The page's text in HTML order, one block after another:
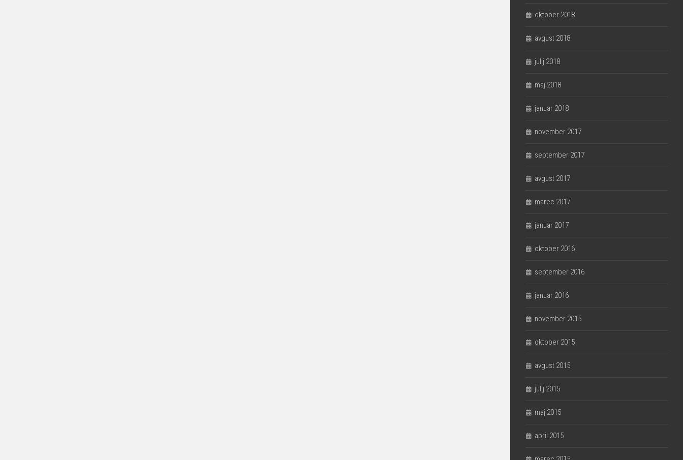
oktober 2018
avgust 2018
julij 2018
maj 2018
januar 2018
november 2017
september 2017
avgust 2017
marec 2017
januar 2017
oktober 2016
september 2016
januar 2016
november 2015
oktober 2015
avgust 2015
julij 2015
maj 2015
april 2015